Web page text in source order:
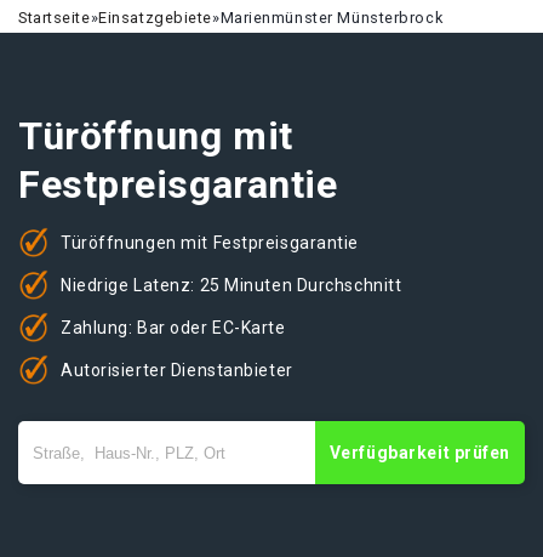
Startseite»Einsatzgebiete»Marienmünster Münsterbrock
Türöffnung mit
Festpreisgarantie
Türöffnungen mit Festpreisgarantie
Niedrige Latenz: 25 Minuten Durchschnitt
Zahlung: Bar oder EC-Karte
Autorisierter Dienstanbieter
Verfügbarkeit prüfen